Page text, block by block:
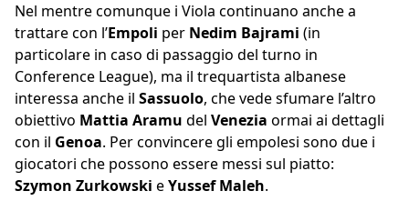
Nel mentre comunque i Viola continuano anche a
trattare con l’Empoli per Nedim Bajrami (in
particolare in caso di passaggio del turno in
Conference League), ma il trequartista albanese
interessa anche il Sassuolo, che vede sfumare l’altro
obiettivo Mattia Aramu del Venezia ormai ai dettagli
con il Genoa. Per convincere gli empolesi sono due i
giocatori che possono essere messi sul piatto:
Szymon Zurkowski eYussef Maleh.